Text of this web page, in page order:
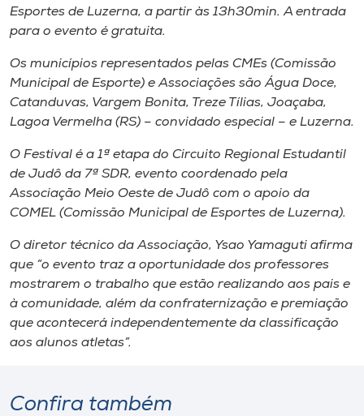
Editora
Rádio
Museu
Unoesc
Store
Selecione
o idioma
Esportes de Luzerna, a partir às 13h30min. A entrada
para o evento é gratuita.
Os municípios representados pelas CMEs (Comissão
Municipal de Esporte) e Associações são Água Doce,
Catanduvas, Vargem Bonita, Treze Tílias, Joaçaba,
Lagoa Vermelha (RS) – convidado especial – e Luzerna.
O Festival é a 1ª etapa do Circuito Regional Estudantil
de Judô da 7ª SDR, evento coordenado pela
Associação Meio Oeste de Judô com o apoio da
COMEL (Comissão Municipal de Esportes de Luzerna).
O diretor técnico da Associação, Ysao Yamaguti afirma
que “o evento traz a oportunidade dos professores
mostrarem o trabalho que estão realizando aos pais e
à comunidade, além da confraternização e premiação
que acontecerá independentemente da classificação
aos alunos atletas”.
Confira também